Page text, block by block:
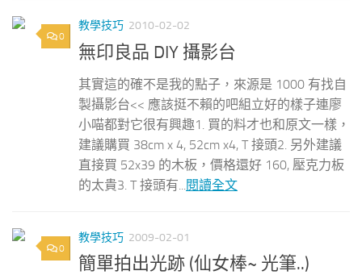
0
教學技巧 2010-02-02
無印良品 DIY 攝影台
其實這的確不是我的點子，來源是 1000 有找自
製攝影台<< 應該挺不賴的吧組立好的樣子連廖
小喵都對它很有興趣1. 買的料才也和原文一樣，
建議購買 38cm x 4, 52cm x4, T 接頭2. 另外建議
直接買 52x39 的木板，價格還好 160, 壓克力板
的太貴3. T 接頭有...
閱讀全文
0
教學技巧 2009-02-01
簡單拍出光跡 (仙女棒~ 光筆..)